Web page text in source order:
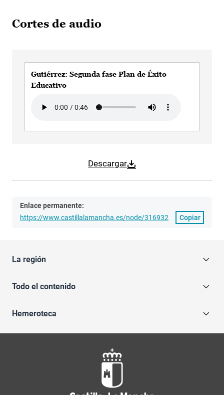
Cortes de audio
Descargar
Gutiérrez: Segunda fase Plan de Éxito
Educativo
Enlace permanente:
https://www.castillalamancha.es/node/316932
Copiar
La región
Todo el contenido
Hemeroteca